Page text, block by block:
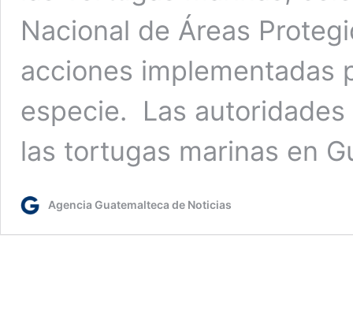
Nacional de Áreas
acciones implementadas
especie. Las
las tortugas marinas en
Agencia Guatemalteca de Noticias